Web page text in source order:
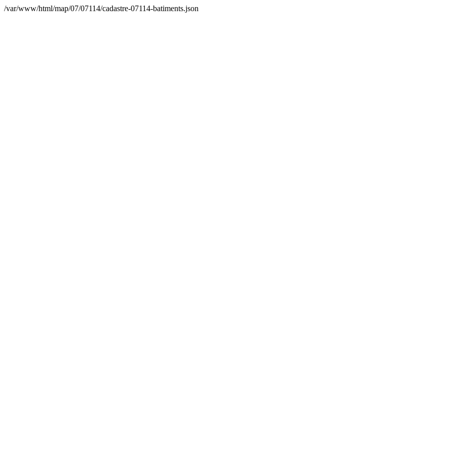
/var/www/html/map/07/07114/cadastre-07114-batiments.json